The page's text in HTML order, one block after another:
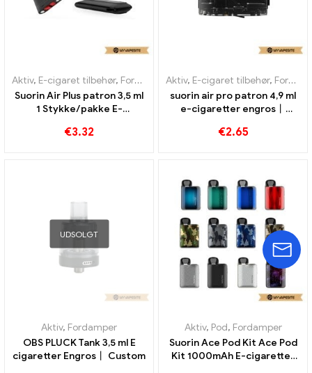
Aktiv, E-cigaret tilbehør, Fordamper
Suorin Air Plus patron 3,5 ml
1 Stykke/pakke E-
€3.32
Aktiv, E-cigaret tilbehør, Fordamper
suorin air pro patron 4,9 ml
e-cigaretter engros丨
€2.65
UDSOLGT
Aktiv, Fordamper
OBS PLUCK Tank 3,5 ml E
cigaretter Engros丨 Custom
Aktiv, Pod, Fordamper
Suorin Ace Pod Kit Ace Pod
Kit 1000mAh E-cigaretter